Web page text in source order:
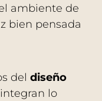
ambiente de
bien pensada
deldiseño
lo